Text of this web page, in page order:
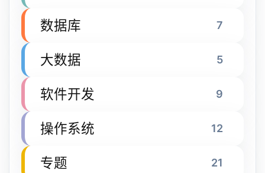
数据库 7
大数据 5
软件开发 9
操作系统 12
专题 21